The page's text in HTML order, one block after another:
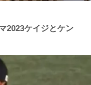
2023ケイジとケン